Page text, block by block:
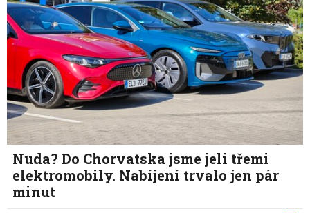
Nuda? Do Chorvatska jsme jeli třemi
elektromobily. Nabíjení trvalo jen pár
minut